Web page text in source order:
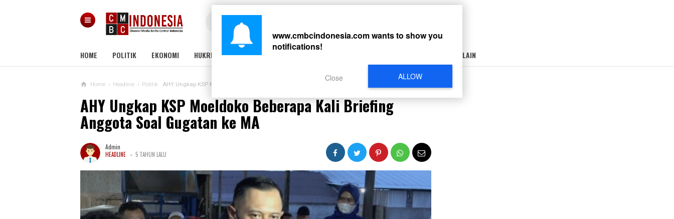
HOME POLITIK EKONOMI HUKRIM PERISTIWA LAIN-LAIN
Home › Headline › Politik AHY Ungkap KSP Moeldoko Beberapa Kali Briefing Anggota Soal Gugatan ke MA
AHY Ungkap KSP Moeldoko Beberapa Kali Briefing
Anggota Soal Gugatan ke MA
Admin
HEADLINE - 5 TAHUN LALU
www.cmbcindonesia.comwants to show you
notifications!
ALLOW
Close